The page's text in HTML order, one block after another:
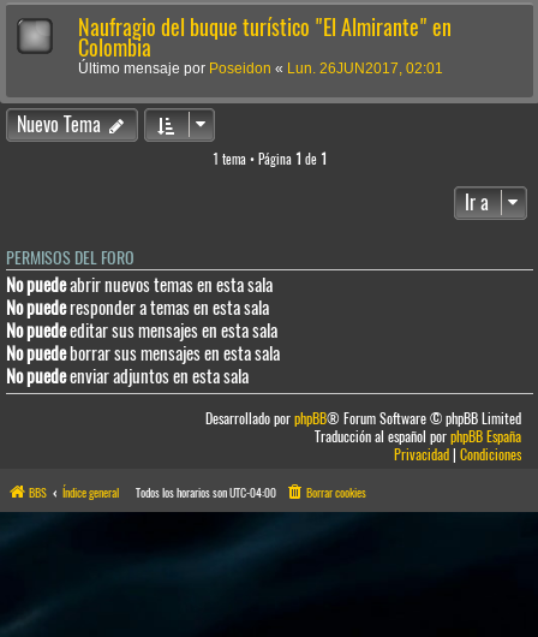
Naufragio del buque turístico "El Almirante" en
Colombia
Último mensaje por Poseidon « Lun. 26JUN2017, 02:01
Nuevo Tema
1 tema • Página 1 de 1
Ir a
PERMISOS DEL FORO
No puedeabrir nuevos temas en esta sala
No puederesponder a temas en esta sala
No puedeeditar sus mensajes en esta sala
No puedeborrar sus mensajes en esta sala
No puedeenviar adjuntos en esta sala
Desarrollado porphpBB® Forum Software © phpBB Limited
Traducción al español porphpBB España
Privacidad|Condiciones
BBS Índice general Todos los horarios sonUTC-04:00 Borrar cookies